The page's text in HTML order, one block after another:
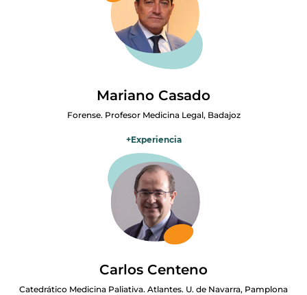
hacia el cuidado integral del paciente en fases avanzadas. Combina
atención clínica, docencia e investigación, promoviendo una
medicina centrada en la persona, el alivio del sufrimiento y la
calidad de vida hasta el final. Su trabajo contribuye al desarrollo y
difusión de un modelo asistencial basado en el acompañamiento y
Mariano Casado
Forense. Profesor Medicina Legal, Badajoz
+Experiencia
Especialista en Medicina Legal y Forense, ejerce como médico
forense desde hace más de 35 años. Su experiencia le ha permitido
abordar la muerte y el sufrimiento desde una perspectiva médico-
legal y ética. Ha sido profesor en la Facultad de Medicina de la
Universidad de Extremadura y destaca la importancia de los
recursos legales y deontológicos en la práctica médica. Sus
aportaciones se centran en los aspectos jurídico-éticos del final de
Carlos Centeno
Catedrático Medicina Paliativa. Atlantes. U. de Navarra, Pamplona